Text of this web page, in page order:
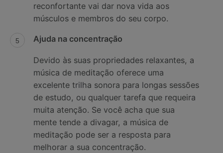
reconfortante vai dar nova vida aos
músculos e membros do seu corpo.
Ajuda na concentração
Devido às suas propriedades relaxantes, a
música de meditação oferece uma
excelente trilha sonora para longas sessões
de estudo, ou qualquer tarefa que requeira
muita atenção. Se você acha que sua
mente tende a divagar, a música de
meditação pode ser a resposta para
melhorar a sua concentração.